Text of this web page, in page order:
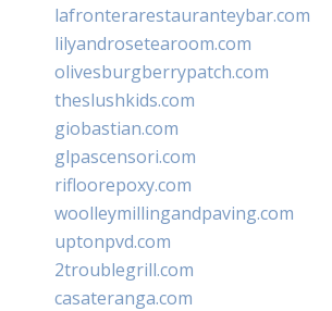
lafronterarestauranteybar.com
lilyandrosetearoom.com
olivesburgberrypatch.com
theslushkids.com
giobastian.com
glpascensori.com
rifloorepoxy.com
woolleymillingandpaving.com
uptonpvd.com
2troublegrill.com
casateranga.com